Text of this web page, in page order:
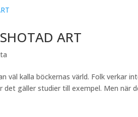
ART
väl kalla böckernas värld. Folk verkar
det gäller studier till exempel. Men när